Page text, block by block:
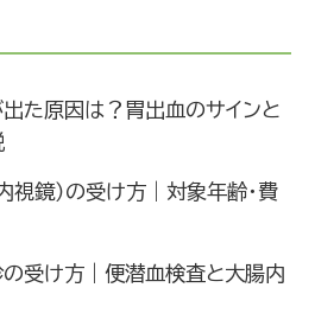
出た原因は？胃出血のサインと
視鏡）の受け方｜対象年齢・費
受け方｜便潜血検査と大腸内